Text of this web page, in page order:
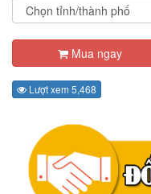
Mua ngay
Lượt xem 5,468